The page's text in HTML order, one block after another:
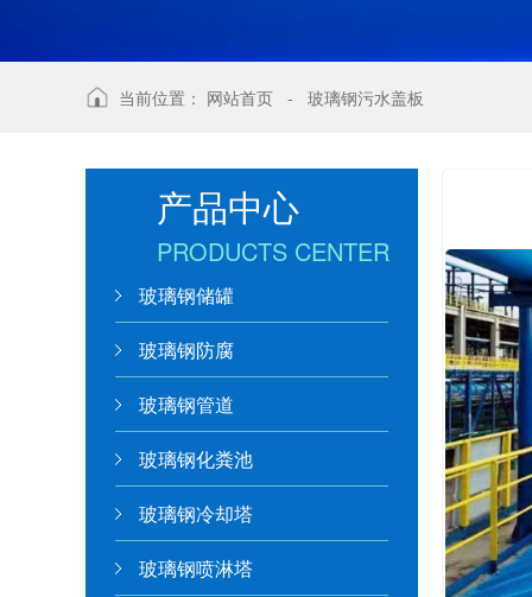
当前位置： 网站首页 - 玻璃钢污水盖板
产品中心
PRODUCTS CENTER
玻璃钢储罐
玻璃钢防腐
玻璃钢管道
玻璃钢化粪池
玻璃钢冷却塔
玻璃钢喷淋塔